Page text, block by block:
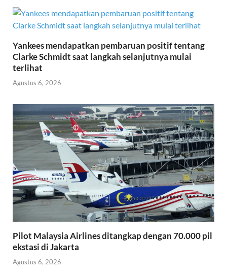
Yankees mendapatkan pembaruan positif tentang
Clarke Schmidt saat langkah selanjutnya mulai
terlihat
Agustus 6, 2026
Pilot Malaysia Airlines ditangkap dengan 70.000 pil
ekstasi di Jakarta
Agustus 6, 2026